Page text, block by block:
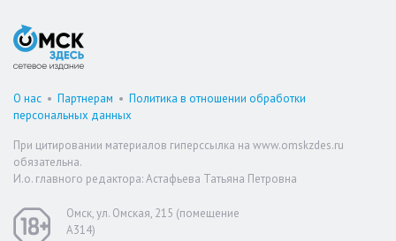
О нас • Партнерам • Политика в отношении обработки
персональных данных
При цитировании материалов гиперссылка на www.omskzdes.ru
обязательна.
И.о. главного редактора: Астафьева Татьяна Петровна
Омск, ул. Омская, 215 (помещение
А314)